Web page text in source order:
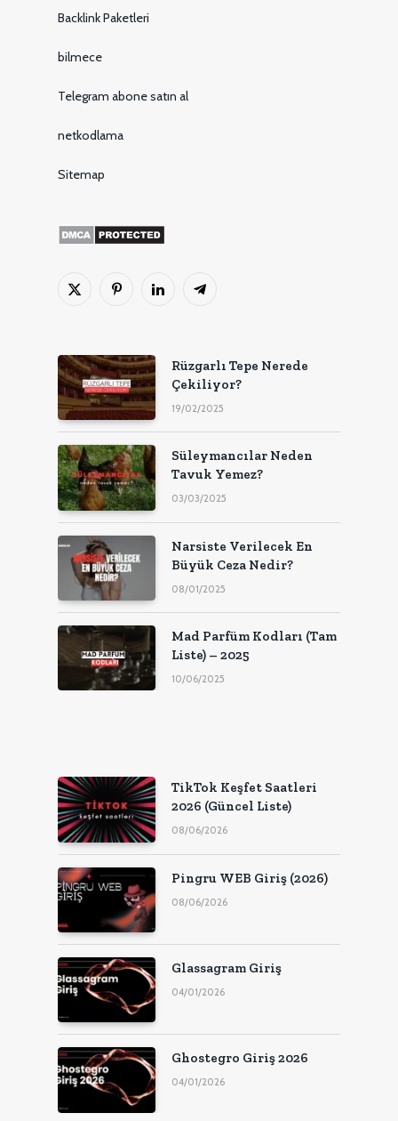
Backlink Paketleri
bilmece
Telegram abone satın al
netkodlama
Sitemap
X
Pinterest'inLinkedInTelgraf
Rüzgarlı Tepe Nerede
Çekiliyor?
19/02/2025
Süleymancılar Neden
Tavuk Yemez?
03/03/2025
Narsiste Verilecek En
Büyük Ceza Nedir?
08/01/2025
Mad Parfüm Kodları (Tam
Liste) – 2025
10/06/2025
TikTok Keşfet Saatleri
2026 (Güncel Liste)
08/06/2026
Pingru WEB Giriş (2026)
08/06/2026
Glassagram Giriş
04/01/2026
Ghostegro Giriş 2026
04/01/2026